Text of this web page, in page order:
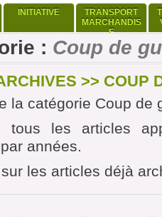
INITIATIVE
TRANSPORT
MARCHANDIS
E
: Coup de
>> COUP
la catégorie Coup de
tous les articles
années.
les articles déjà